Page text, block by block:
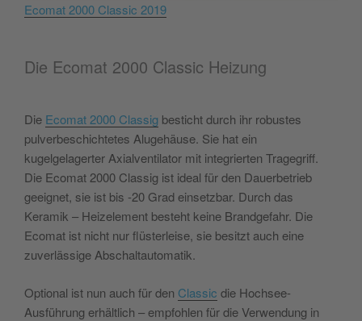
Ecomat 2000 Classic 2019
Die Ecomat 2000 Classic Heizung
Die Ecomat 2000 Classig besticht durch ihr robustes
pulverbeschichtetes Alugehäuse. Sie hat ein
kugelgelagerter Axialventilator mit integrierten Tragegriff.
Die Ecomat 2000 Classig ist ideal für den Dauerbetrieb
geeignet, sie ist bis -20 Grad einsetzbar. Durch das
Keramik – Heizelement besteht keine Brandgefahr. Die
Ecomat ist nicht nur flüsterleise, sie besitzt auch eine
zuverlässige Abschaltautomatik.
Optional ist nun auch für den Classic die Hochsee-
Ausführung erhältlich – empfohlen für die Verwendung in